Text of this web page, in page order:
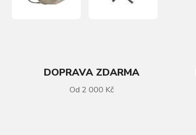
DOPRAVA ZDARMA
Od 2 000 Kč
VÍCE INFORMACÍ